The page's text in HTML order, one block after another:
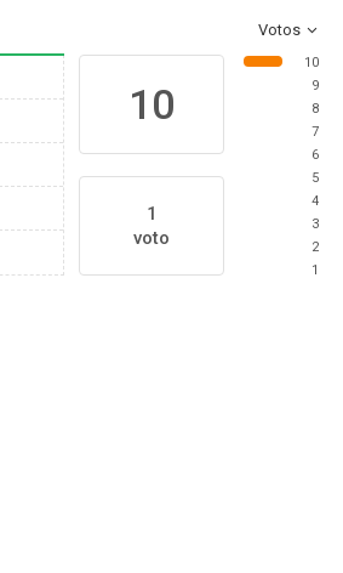
Votos
10
1
voto
10
9
8
7
6
5
4
3
2
1